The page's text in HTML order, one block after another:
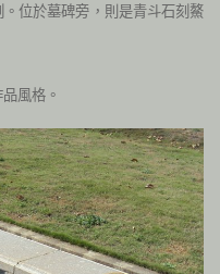
。位於墓碑旁，則是青斗石刻鰲
風格。